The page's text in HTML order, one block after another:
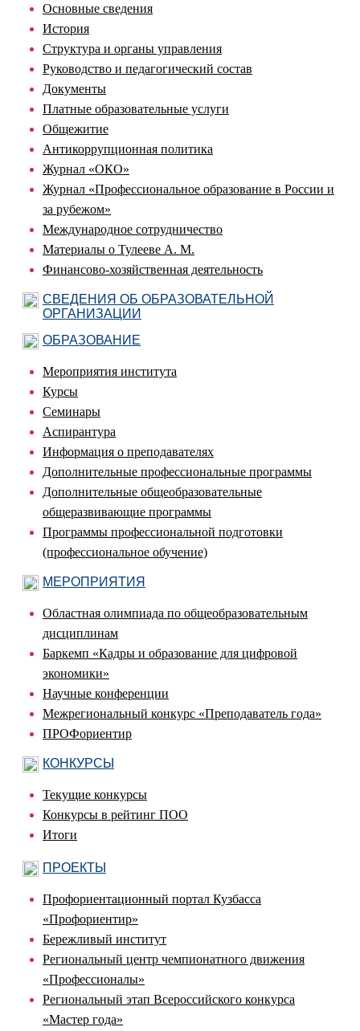
Основные сведения
История
Структура и органы управления
Руководство и педагогический состав
Документы
Платные образовательные услуги
Общежитие
Антикоррупционная политика
Журнал «ОКО»
Журнал «Профессиональное образование в России и
за рубежом»
Международное сотрудничество
Материалы о Тулееве А. М.
Финансово-хозяйственная деятельность
СВЕДЕНИЯ ОБ ОБРАЗОВАТЕЛЬНОЙ
ОРГАНИЗАЦИИ
ОБРАЗОВАНИЕ
Мероприятия института
Курсы
Семинары
Аспирантура
Информация о преподавателях
Дополнительные профессиональные программы
Дополнительные общеобразовательные
общеразвивающие программы
Программы профессиональной подготовки
(профессиональное обучение)
МЕРОПРИЯТИЯ
Областная олимпиада по общеобразовательным
дисциплинам
Баркемп «Кадры и образование для цифровой
экономики»
Научные конференции
Межрегиональный конкурс «Преподаватель года»
ПРОФориентир
КОНКУРСЫ
Текущие конкурсы
Конкурсы в рейтинг ПОО
Итоги
ПРОЕКТЫ
Профориентационный портал Кузбасса
«Профориентир»
Бережливый институт
Региональный центр чемпионатного движения
«Профессионалы»
Региональный этап Всероссийского конкурса
«Мастер года»